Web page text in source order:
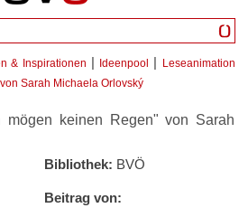
& Inspirationen | Ideenpool |
Leseanimation
Sarah Michaela Orlovský
mögen keinen Regen" von Sarah
Bibliothek: BVÖ
Beitrag von: